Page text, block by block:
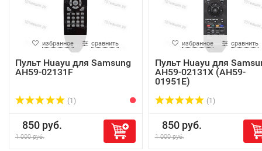
избранное сравнить
Пульт Huayu для Samsung
AH59-02131F
(1)
850 руб.
1 000 руб.
избранное сравнить
Пульт Huayu для
AH59-02131X (AH59-
01951E)
(1)
850 руб.
1 000 руб.